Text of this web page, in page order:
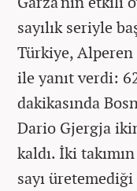
sayılık seriyle
Türkiye, Alperen
ile yanıt verdi:
dakikasında
Dario Gjergja
kaldı. İki
sayı